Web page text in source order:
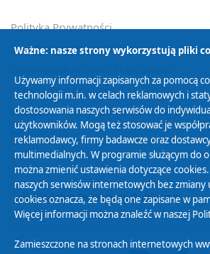
Polityka Prywatności
Zasady korzystania z Serwisu
Cyfryzacja DAB+
Polityka ochrony danych osobowych
Abonament
Zamówienia publiczne
Biuletyn Informacji Publicznej
Ważne: nasze strony wykorzystują pliki
Używamy informacji zapisanych za pomocą
technologii m.in. w celach reklamowych i
dostosowania naszych serwisów do
użytkowników. Mogą też stosować je
reklamodawcy, firmy badawcze oraz
multimedialnych. W programie służącym do
można zmienić ustawienia dotyczące
naszych serwisów internetowych bez zmiany
cookies oznacza, że będą one zapisane w
Więcej informacji można znaleźć w naszej
Zamieszczone na stronach internetowych